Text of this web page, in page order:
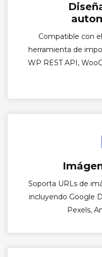
Compatible con
herramienta de
WP REST API,
Soporta URLs de
incluyendo Google
Pexels,